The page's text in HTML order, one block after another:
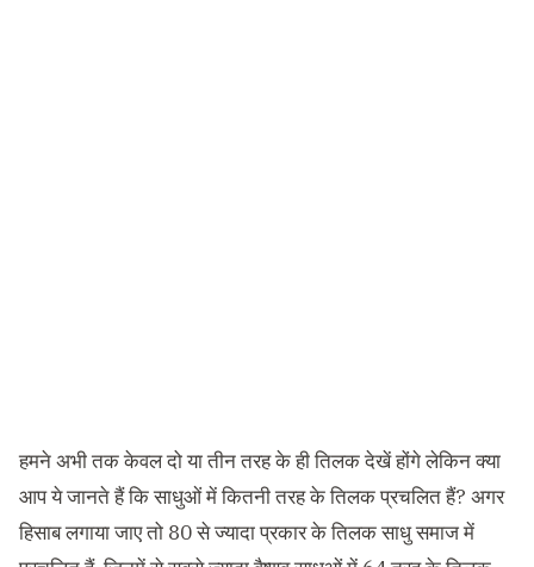
हमने अभी तक केवल दो या तीन तरह के ही तिलक देखें होंगे लेकिन क्या
आप ये जानते हैं कि साधुओं में कितनी तरह के तिलक प्रचलित हैं? अगर
हिसाब लगाया जाए तो 80 से ज्यादा प्रकार के तिलक साधु समाज में